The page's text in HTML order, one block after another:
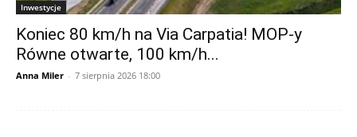
Inwestycje
Koniec 80 km/h na Via Carpatia! MOP-y
Równe otwarte, 100 km/h...
Anna Miler - 7 sierpnia 2026 18:00